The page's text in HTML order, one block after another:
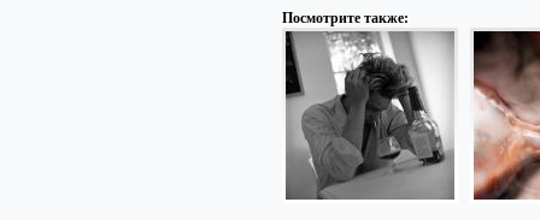
Посмотрите также: